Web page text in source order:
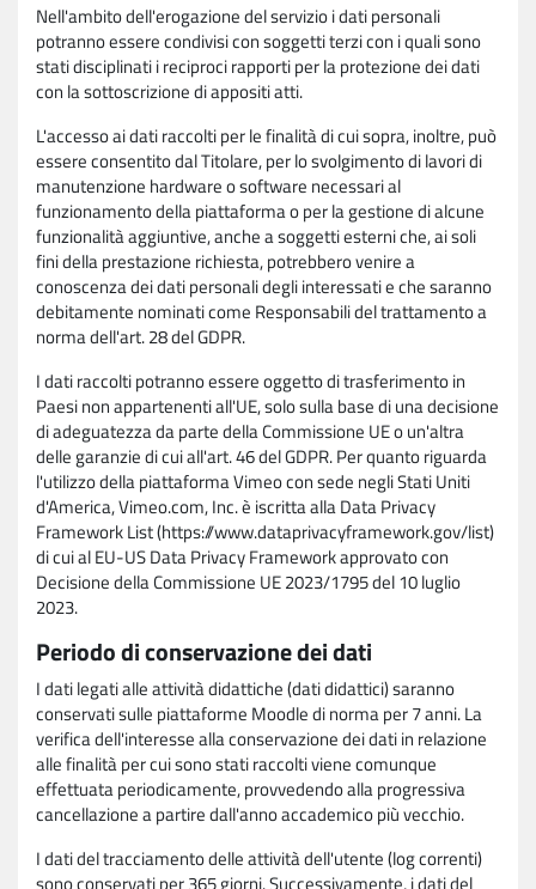
Nell'ambito dell'erogazione del servizio i dati personali
potranno essere condivisi con soggetti terzi con i quali sono
stati disciplinati i reciproci rapporti per la protezione dei dati
con la sottoscrizione di appositi atti.
L'accesso ai dati raccolti per le finalità di cui sopra, inoltre, può
essere consentito dal Titolare, per lo svolgimento di lavori di
manutenzione hardware o software necessari al
funzionamento della piattaforma o per la gestione di alcune
funzionalità aggiuntive, anche a soggetti esterni che, ai soli
fini della prestazione richiesta, potrebbero venire a
conoscenza dei dati personali degli interessati e che saranno
debitamente nominati come Responsabili del trattamento a
norma dell'art. 28 del GDPR.
I dati raccolti potranno essere oggetto di trasferimento in
Paesi non appartenenti all'UE, solo sulla base di una decisione
di adeguatezza da parte della Commissione UE o un'altra
delle garanzie di cui all'art. 46 del GDPR. Per quanto riguarda
l'utilizzo della piattaforma Vimeo con sede negli Stati Uniti
d'America, Vimeo.com, Inc. è iscritta alla Data Privacy
Framework List (https://www.dataprivacyframework.gov/list)
di cui al EU-US Data Privacy Framework approvato con
Decisione della Commissione UE 2023/1795 del 10 luglio
2023.
Periodo di conservazione dei dati
I dati legati alle attività didattiche (dati didattici) saranno
conservati sulle piattaforme Moodle di norma per 7 anni. La
verifica dell'interesse alla conservazione dei dati in relazione
alle finalità per cui sono stati raccolti viene comunque
effettuata periodicamente, provvedendo alla progressiva
cancellazione a partire dall'anno accademico più vecchio.
I dati del tracciamento delle attività dell'utente (log correnti)
sono conservati per 365 giorni. Successivamente, i dati del